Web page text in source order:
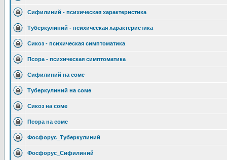
Сифилиний - психическая характеристика
Туберкулиний - психическая характеристика
Сикоз - психическая симптоматика
Псора - психическая симптоматика
Сифилиний на соме
Туберкулиний на соме
Сикоз на соме
Псора на соме
Фосфорус_Туберкулиний
Фосфорус_Сифилиний